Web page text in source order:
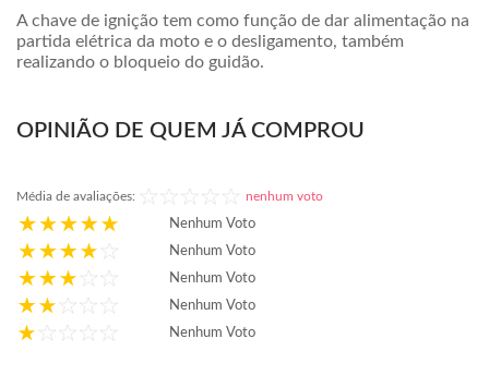
A chave de ignição tem como função de dar alimentação na
partida elétrica da moto e o desligamento, também
realizando o bloqueio do guidão.
OPINIÃO DE QUEM JÁ COMPROU
Média de avaliações: nenhum voto
Nenhum Voto
Nenhum Voto
Nenhum Voto
Nenhum Voto
Nenhum Voto